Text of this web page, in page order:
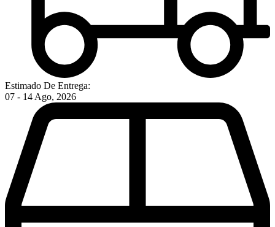
Estimado De Entrega:
07 - 14 Ago, 2026